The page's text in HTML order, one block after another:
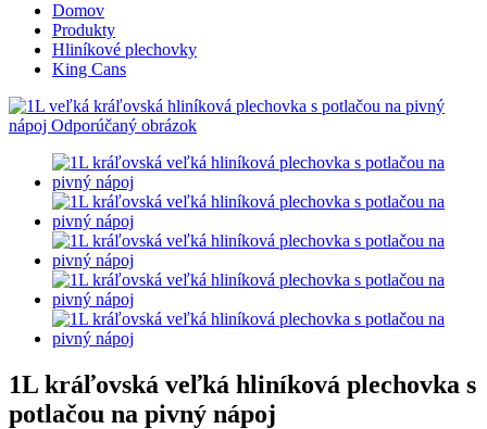
Domov
Produkty
Hliníkové plechovky
King Cans
1L kráľovská veľká hliníková plechovka s
potlačou na pivný nápoj